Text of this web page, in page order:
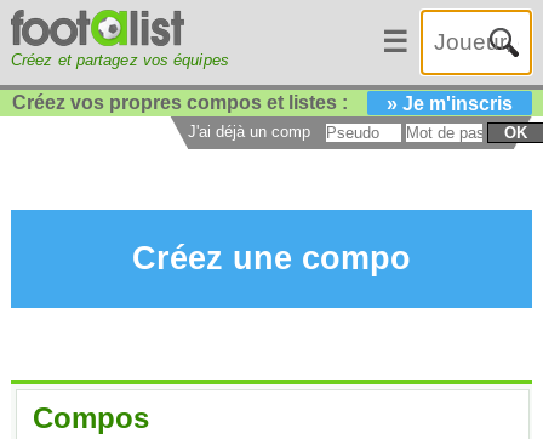
Créez et partagez vos équipes
☰
Créez vos propres compos et listes : » Je m'inscris
J'ai déjà un compte : OK
Créez une compo
Compos